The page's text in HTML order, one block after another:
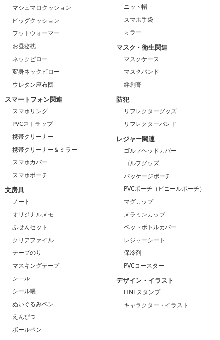
マシュマロクッション
ビッグクッション
フットウォーマー
お昼寝枕
ネックピロー
変身ネックピロー
ウレタン座布団
スマートフォン関連
スマホリング
PVCストラップ
携帯クリーナー
携帯クリーナー＆ミラー
スマホカバー
スマホポーチ
文房具
ノート
オリジナルメモ
ふせんセット
クリアファイル
テープのり
マスキングテープ
シール
シール帳
ぬいぐるみペン
えんぴつ
ボールペン
ニット帽
スマホ手袋
ミラー
マスク・衛生関連
マスクケース
マスクバンド
絆創膏
防犯
リフレクターグッズ
リフレクターバンド
レジャー関連
ゴルフヘッドカバー
ゴルフグッズ
パッケージポーチ
PVCポーチ（ビニールポーチ）
マグカップ
メラミンカップ
ペットボトルカバー
レジャーシート
保冷剤
PVCコースター
デザイン・イラスト
LINEスタンプ
キャラクター・イラスト